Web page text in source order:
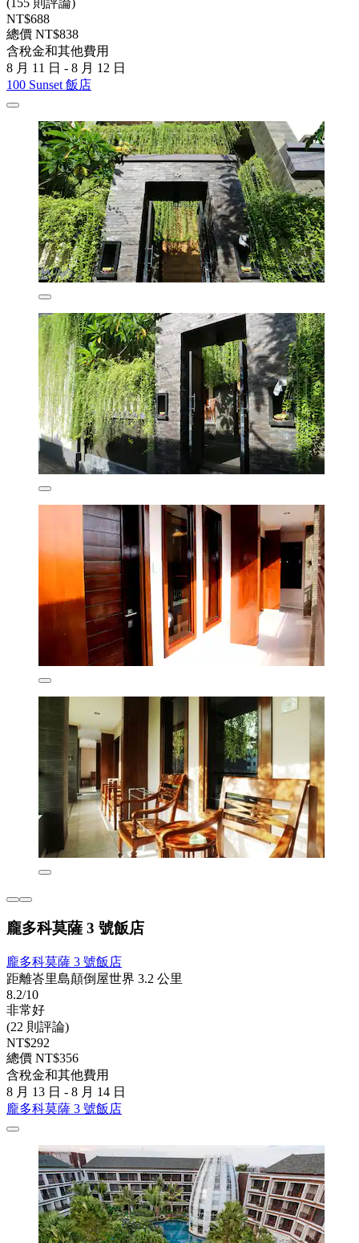
(155 則評論)
NT$688
總價 NT$838
含稅金和其他費用
8 月 11 日 - 8 月 12 日
100 Sunset 飯店
龐多科莫薩 3 號飯店
龐多科莫薩 3 號飯店
距離峇里島顛倒屋世界 3.2 公里
8.2/10
非常好
(22 則評論)
NT$292
總價 NT$356
含稅金和其他費用
8 月 13 日 - 8 月 14 日
龐多科莫薩 3 號飯店